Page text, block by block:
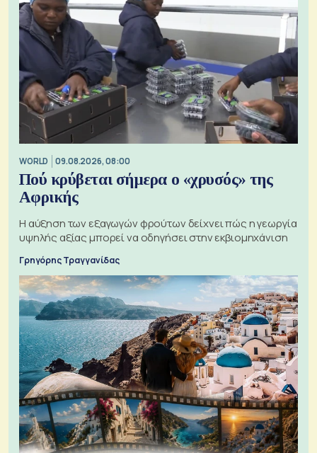
WORLD 09.08.2026, 08:00
Πού κρύβεται σήμερα ο «χρυσός» της
Αφρικής
Η αύξηση των εξαγωγών φρούτων δείχνει πώς η γεωργία
υψηλής αξίας μπορεί να οδηγήσει στην εκβιομηχάνιση
Γρηγόρης Τραγγανίδας